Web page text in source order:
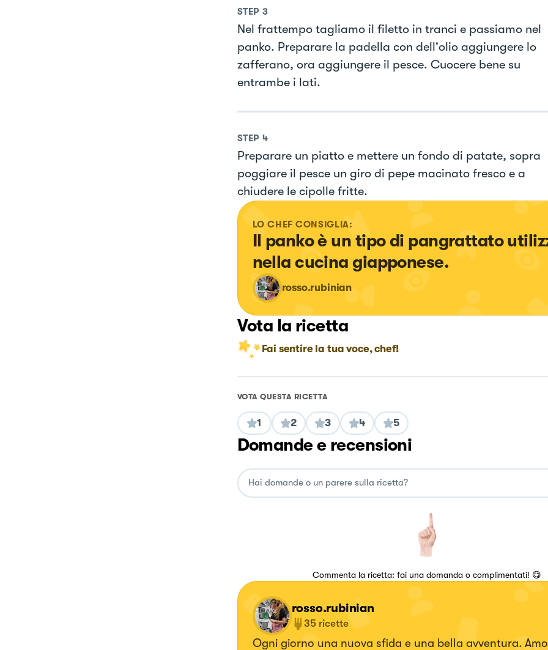
STEP 3
Nel frattempo tagliamo il filetto in tranci e passiamo nel
panko. Preparare la padella con dell'olio aggiungere lo
zafferano, ora aggiungere il pesce. Cuocere bene su
entrambe i lati.
STEP 4
Preparare un piatto e mettere un fondo di patate, sopra
poggiare il pesce un giro di pepe macinato fresco e a
chiudere le cipolle fritte.
LO CHEF CONSIGLIA:
Il panko è un tipo di pangrattato
nella cucina giapponese.
rosso.rubinian
Vota la ricetta
Fai sentire la tua voce, chef!
VOTA QUESTA RICETTA
1 2 3 4 5
Domande e recensioni
Commenta la ricetta: fai una domanda o complimentati! 😋
rosso.rubinian
35 ricette
Ogni giorno una nuova sfida e una bella avventura.